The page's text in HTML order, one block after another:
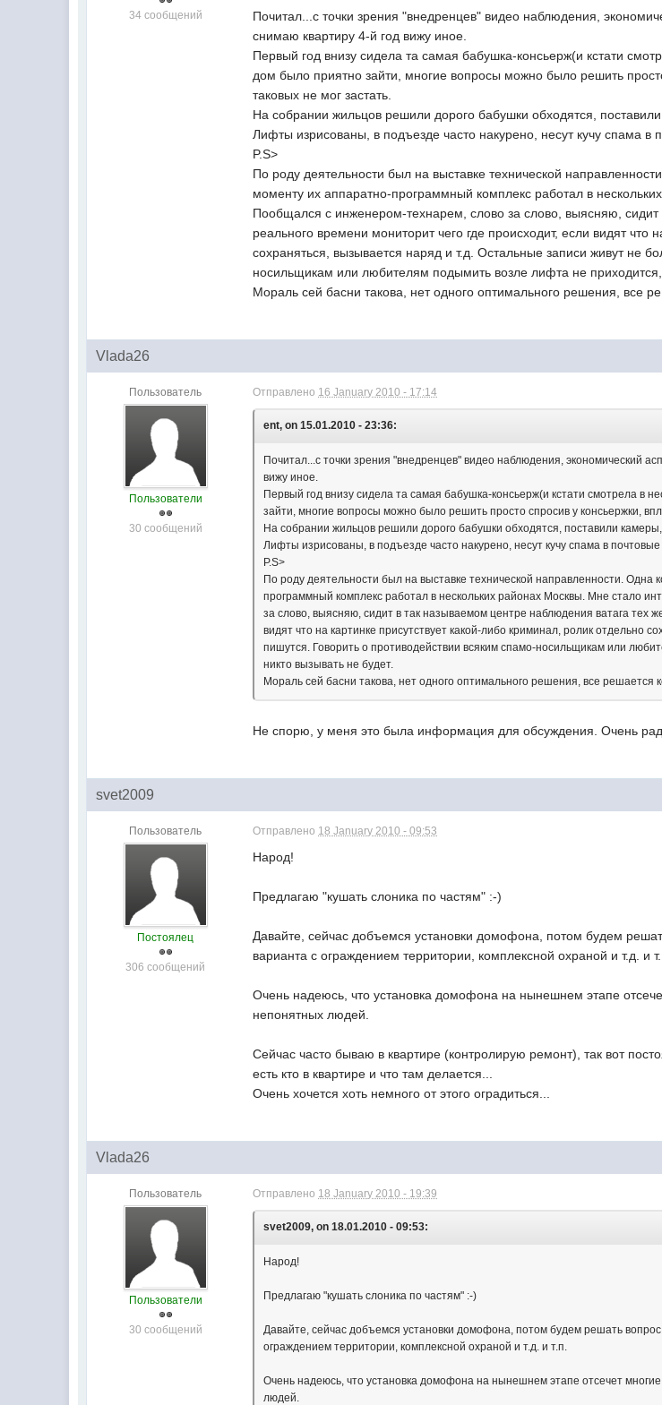
34 сообщений
Почитал...с точки зрения "внедренцев" видео наблюдения,
снимаю квартиру 4-й год вижу иное.
Первый год внизу сидела та самая бабушка-консьерж(и кстати
дом было приятно зайти, многие вопросы можно было решить
таковых не мог застать.
На собрании жильцов решили дорого бабушки обходятся,
Лифты изрисованы, в подъезде часто накурено, несут кучу спама
P.S>
По роду деятельности был на выставке технической
моменту их аппаратно-программный комплекс работал в
Пообщался с инженером-технарем, слово за слово, выясняю,
реального времени мониторит чего где происходит, если видят что
сохраняться, вызывается наряд и т.д. Остальные записи живут не
носильщикам или любителям подымить возле лифта не
Мораль сей басни такова, нет одного оптимального решения, все
Vlada26
Пользователь
Пользователи
30 сообщений
Отправлено 16 January 2010 - 17:14
ent, on 15.01.2010 - 23:36:
Почитал...с точки зрения "внедренцев" видео наблюдения, экономический
вижу иное.
Первый год внизу сидела та самая бабушка-консьерж(и кстати смотрела в
зайти, многие вопросы можно было решить просто спросив у консьержки,
На собрании жильцов решили дорого бабушки обходятся, поставили
Лифты изрисованы, в подъезде часто накурено, несут кучу спама в
P.S>
По роду деятельности был на выставке технической направленности.
программный комплекс работал в нескольких районах Москвы. Мне стало
за слово, выясняю, сидит в так называемом центре наблюдения ватага тех
видят что на картинке присутствует какой-либо криминал, ролик отдельно
пишутся. Говорить о противодействии всяким спамо-носильщикам или
никто вызывать не будет.
Мораль сей басни такова, нет одного оптимального решения, все решается
Не спорю, у меня это была информация для обсуждения. Очень
svet2009
Пользователь
Постоялец
306 сообщений
Отправлено 18 January 2010 - 09:53
Народ!
Предлагаю "кушать слоника по частям" :-)
Давайте, сейчас добъемся установки домофона, потом будем
варианта с ограждением территории, комплексной охраной и т.д. и
Очень надеюсь, что установка домофона на нынешнем этапе
непонятных людей.
Сейчас часто бываю в квартире (контролирую ремонт), так вот
есть кто в квартире и что там делается...
Очень хочется хоть немного от этого оградиться...
Vlada26
Пользователь
Пользователи
30 сообщений
Отправлено 18 January 2010 - 19:39
svet2009, on 18.01.2010 - 09:53:
Народ!
Предлагаю "кушать слоника по частям" :-)
Давайте, сейчас добъемся установки домофона, потом будем решать
ограждением территории, комплексной охраной и т.д. и т.п.
Очень надеюсь, что установка домофона на нынешнем этапе отсечет
людей.